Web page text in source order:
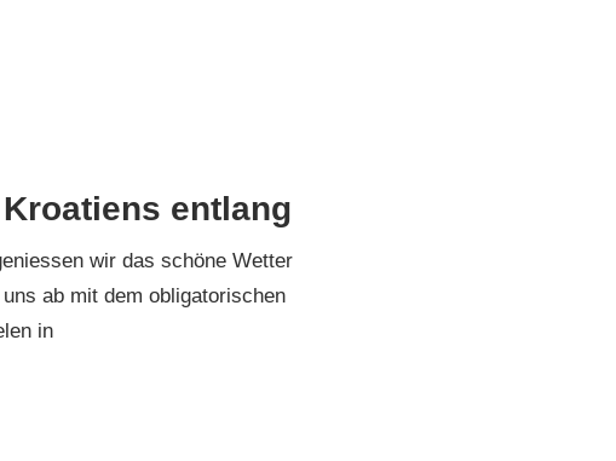
entlang
wir das schöne Wetter
ab mit dem obligatorischen
in